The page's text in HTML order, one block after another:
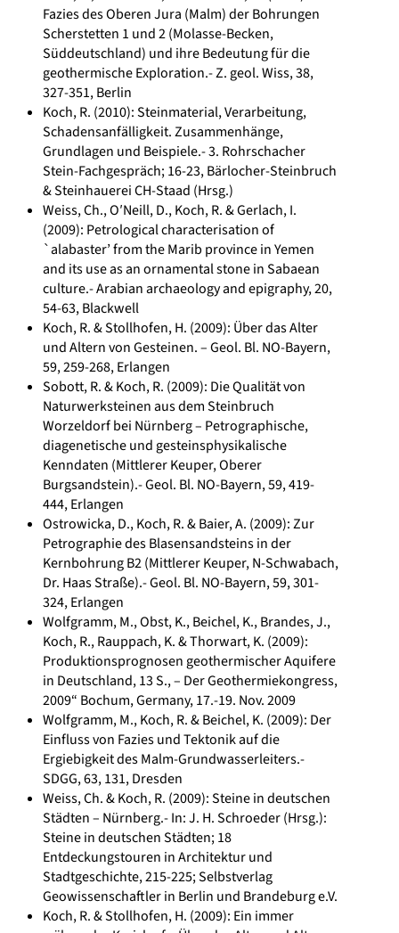
Fazies des Oberen Jura (Malm) der Bohrungen
Scherstetten 1 und 2 (Molasse-Becken,
Süddeutschland) und ihre Bedeutung für die
geothermische Exploration.- Z. geol. Wiss, 38,
327-351, Berlin
Koch, R. (2010): Steinmaterial, Verarbeitung,
Schadensanfälligkeit. Zusammenhänge,
Grundlagen und Beispiele.- 3. Rohrschacher
Stein-Fachgespräch; 16-23, Bärlocher-Steinbruch
& Steinhauerei CH-Staad (Hrsg.)
Weiss, Ch., O′Neill, D., Koch, R. & Gerlach, I.
(2009): Petrological characterisation of
`alabaster’ from the Marib province in Yemen
and its use as an ornamental stone in Sabaean
culture.- Arabian archaeology and epigraphy, 20,
54-63, Blackwell
Koch, R. & Stollhofen, H. (2009): Über das Alter
und Altern von Gesteinen. – Geol. Bl. NO-Bayern,
59, 259-268, Erlangen
Sobott, R. & Koch, R. (2009): Die Qualität von
Naturwerksteinen aus dem Steinbruch
Worzeldorf bei Nürnberg – Petrographische,
diagenetische und gesteinsphysikalische
Kenndaten (Mittlerer Keuper, Oberer
Burgsandstein).- Geol. Bl. NO-Bayern, 59, 419-
444, Erlangen
Ostrowicka, D., Koch, R. & Baier, A. (2009): Zur
Petrographie des Blasensandsteins in der
Kernbohrung B2 (Mittlerer Keuper, N-Schwabach,
Dr. Haas Straße).- Geol. Bl. NO-Bayern, 59, 301-
324, Erlangen
Wolfgramm, M., Obst, K., Beichel, K., Brandes, J.,
Koch, R., Rauppach, K. & Thorwart, K. (2009):
Produktionsprognosen geothermischer Aquifere
in Deutschland, 13 S., – Der Geothermiekongress,
2009“ Bochum, Germany, 17.-19. Nov. 2009
Wolfgramm, M., Koch, R. & Beichel, K. (2009): Der
Einfluss von Fazies und Tektonik auf die
Ergiebigkeit des Malm-Grundwasserleiters.-
SDGG, 63, 131, Dresden
Weiss, Ch. & Koch, R. (2009): Steine in deutschen
Städten – Nürnberg.- In: J. H. Schroeder (Hrsg.):
Steine in deutschen Städten; 18
Entdeckungstouren in Architektur und
Stadtgeschichte, 215-225; Selbstverlag
Geowissenschaftler in Berlin und Brandeburg e.V.
Koch, R. & Stollhofen, H. (2009): Ein immer